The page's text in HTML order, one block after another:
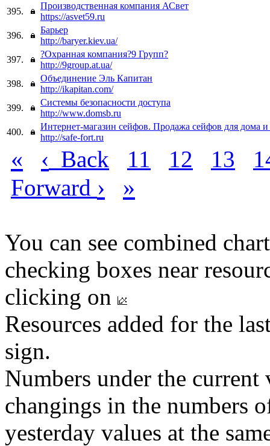
395.
Производственная компания АСвет
https://asvet59.ru
396.
Барьер
http://baryer.kiev.ua/
397.
?Охранная компания?9 Групп?
http://9group.at.ua/
398.
Объединение Эль Капитан
http://ikapitan.com/
399.
Системы безопасности доступа
http://www.domsb.ru
400.
Интернет-магазин сейфов. Продажа сейфов для дома
http://safe-fort.ru
« ‹ Back 11 12 13
Forward › »
You can see combined
checking boxes near
clicking on
Resources added for the
sign.
Numbers under the
changings in the numbers
yesterday values at the